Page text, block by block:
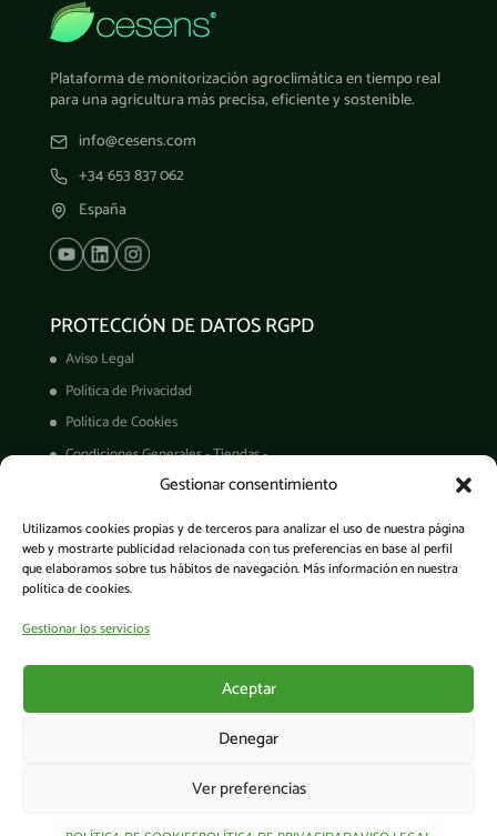
Gestionar consentimiento
Utilizamos cookies propias y de terceros para analizar el uso de nuestra página
web y mostrarte publicidad relacionada con tus preferencias en base al perfil
que elaboramos sobre tus hábitos de navegación. Más información en nuestra
política de cookies.
Gestionar los servicios
Aceptar
Denegar
Ver preferencias
Plataforma de monitorización agroclimática en tiempo real
para una agricultura más precisa, eficiente y sostenible.
info@cesens.com
+34 653 837 062
España
PROTECCIÓN DE DATOS RGPD
Aviso Legal
Política de Privacidad
Política de Cookies
Condiciones Generales - Tiendas -
Derechos ARCO
Condiciones de Venta
Garantía de productos